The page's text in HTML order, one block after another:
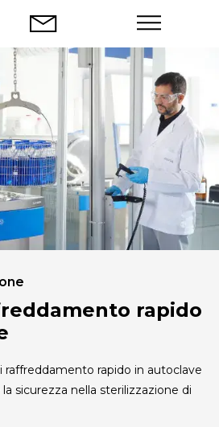
alimenti
rapido
raffreddamento rapido in autoclave
sicurezza nella sterilizzazione di